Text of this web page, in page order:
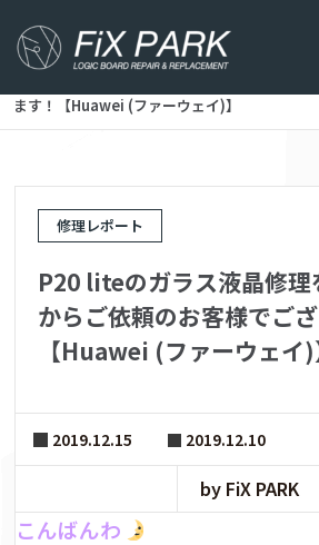
ホーム/ 修理レポート/
P20 liteのガラス液晶修理を郵送で京都か
ます！【Huawei (ファーウェイ)】
修理レポート
P20 liteのガラス液晶修理
からご依頼のお客様でご
【Huawei (ファーウェイ)
2019.12.15 2019.12.10
by FiX PARK
こんばんわ